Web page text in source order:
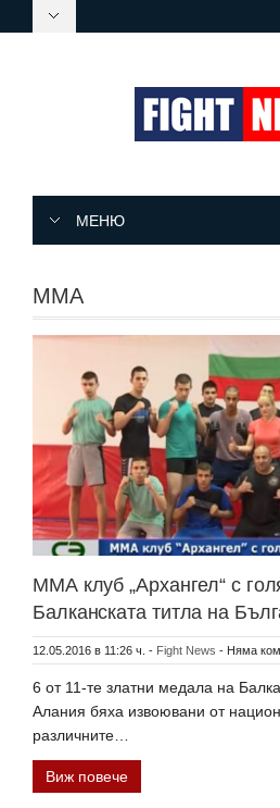
МЕНЮ
MMA
ММА клуб „Архангел“ с
Балканската титла на
12.05.2016 в 11:26 ч. - Fight News - Няма
6 от 11-те златни медала на
Алания бяха извоювани от
различните…
Виж повече